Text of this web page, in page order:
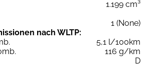
1.199 cm³
1 (None)
nach WLTP:
5,1 l/100km
116 g/km
D